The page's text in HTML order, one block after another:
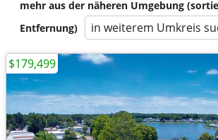
mehr aus der näheren Umgebung
Entfernung)
in weiterem Umkreis
$179,499